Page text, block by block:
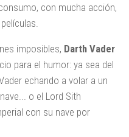
con mucha acción,
imposibles, Darth Vader
para el humor: ya sea del
echando a volar a un
o el Lord Sith
con su nave por